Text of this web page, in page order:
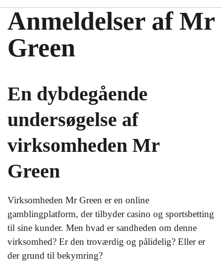
Anmeldelser af Mr
Green
En dybdegående
undersøgelse af
virksomheden Mr
Green
Virksomheden Mr Green er en online
gamblingplatform, der tilbyder casino og sportsbetting
til sine kunder. Men hvad er sandheden om denne
virksomhed? Er den troværdig og pålidelig? Eller er
der grund til bekymring?